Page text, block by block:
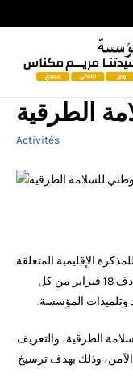
الطرقية
Activités
الإقليمية المتعلقة
بتخليد اليوم الوطني للسلامة الطرقية، الذي يصادف 18 فبراير من كل
وتلميذات المؤسسة.
الطرقية، والتعريف
الآمن، وذلك بهدف ترسيخ